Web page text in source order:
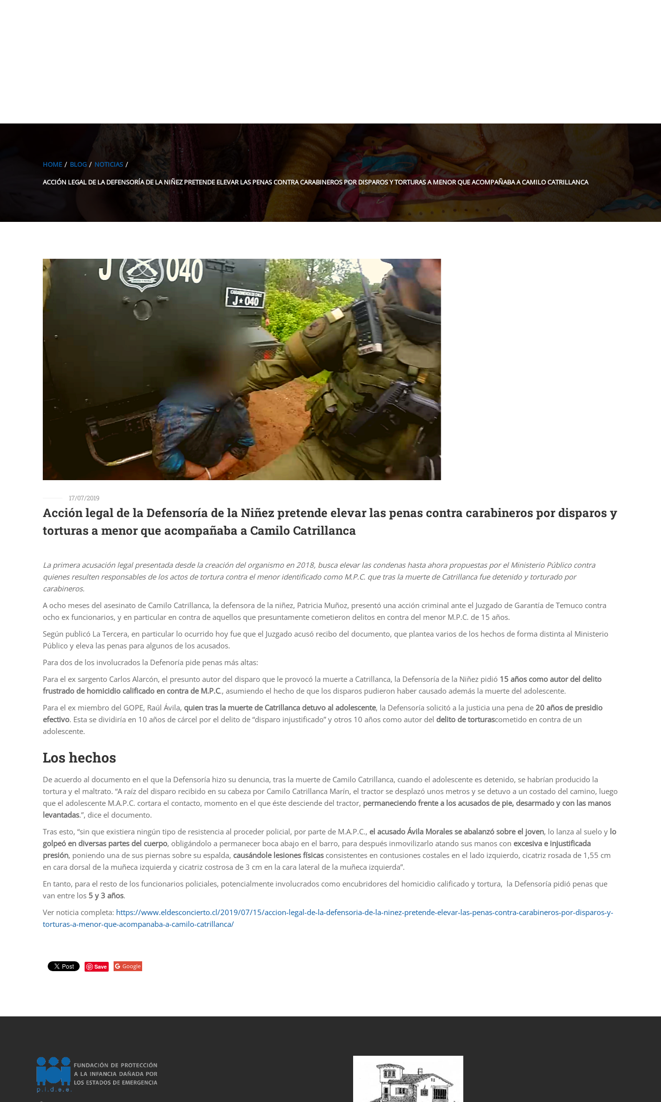
HOME BLOG
NOTICIAS
ACCIÓN LEGAL DE LA DEFENSORÍA DE LA NIÑEZ PRETENDE ELEVAR LAS PENAS CONTRA CARABINEROS POR DISPAROS Y TORTURAS A MENOR QUE ACOMPAÑABA A CAMILO CATRILLANCA
17/07/2019
Acción legal de la Defensoría de la Niñez pretende elevar las penas contra carabineros por disparos y
torturas a menor que acompañaba a Camilo Catrillanca
La primera acusación legal presentada desde la creación del organismo en 2018, busca elevar las condenas hasta ahora propuestas por el Ministerio Público contra
quienes resulten responsables de los actos de tortura contra el menor identificado como M.P.C. que tras la muerte de Catrillanca fue detenido y torturado por
carabineros.
A ocho meses del asesinato de Camilo Catrillanca, la defensora de la niñez, Patricia Muñoz, presentó una acción criminal ante el Juzgado de Garantía de Temuco contra
ocho ex funcionarios, y en particular en contra de aquellos que presuntamente cometieron delitos en contra del menor M.P.C. de 15 años.
Según publicó La Tercera, en particular lo ocurrido hoy fue que el Juzgado acusó recibo del documento, que plantea varios de los hechos de forma distinta al Ministerio
Público y eleva las penas para algunos de los acusados.
Para dos de los involucrados la Defenoría pide penas más altas:
Para el ex sargento Carlos Alarcón, el presunto autor del disparo que le provocó la muerte a Catrillanca, la Defensoría de la Niñez pidió 15 años como autor del delito
frustrado de homicidio calificado en contra de M.P.C., asumiendo el hecho de que los disparos pudieron haber causado además la muerte del adolescente.
Para el ex miembro del GOPE, Raúl Ávila, quien tras la muerte de Catrillanca detuvo al adolescente, la Defensoría solicitó a la justicia una pena de 20 años de presidio
efectivo. Esta se dividiría en 10 años de cárcel por el delito de “disparo injustificado” y otros 10 años como autor del delito de torturascometido en contra de un
adolescente.
Los hechos
De acuerdo al documento en el que la Defensoría hizo su denuncia, tras la muerte de Camilo Catrillanca, cuando el adolescente es detenido, se habrían producido la
tortura y el maltrato. “A raíz del disparo recibido en su cabeza por Camilo Catrillanca Marín, el tractor se desplazó unos metros y se detuvo a un costado del camino, luego
que el adolescente M.A.P.C. cortara el contacto, momento en el que éste desciende del tractor, permaneciendo frente a los acusados de pie, desarmado y con las manos
levantadas.”, dice el documento.
Tras esto, “sin que existiera ningún tipo de resistencia al proceder policial, por parte de M.A.P.C., el acusado Ávila Morales se abalanzó sobre el joven, lo lanza al suelo y lo
golpeó en diversas partes del cuerpo, obligándolo a permanecer boca abajo en el barro, para después inmovilizarlo atando sus manos con excesiva e injustificada
presión, poniendo una de sus piernas sobre su espalda, causándole lesiones físicas consistentes en contusiones costales en el lado izquierdo, cicatriz rosada de 1,55 cm
en cara dorsal de la muñeca izquierda y cicatriz costrosa de 3 cm en la cara lateral de la muñeca izquierda”.
En tanto, para el resto de los funcionarios policiales, potencialmente involucrados como encubridores del homicidio calificado y tortura, la Defensoría pidió penas que
van entre los 5 y 3 años.
Ver noticia completa: https://www.eldesconcierto.cl/2019/07/15/accion-legal-de-la-defensoria-de-la-ninez-pretende-elevar-las-penas-contra-carabineros-por-disparos-y-
torturas-a-menor-que-acompanaba-a-camilo-catrillanca/
Google
Save